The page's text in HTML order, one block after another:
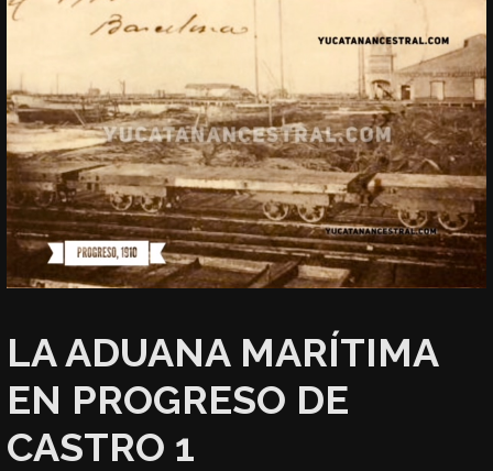
LA ADUANA MARÍTIMA
EN PROGRESO DE
CASTRO 1